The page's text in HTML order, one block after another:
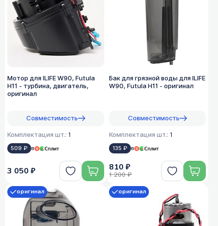
Мотор для ILIFE W90, Futula
H11 - турбина, двигатель,
оригинал
Совместимость
Комплектация шт.: 1
509 ₽ в
3 050 ₽
Бак для грязной воды для ILIFE
W90, Futula H11 - оригинал
Совместимость
Комплектация шт.: 1
135 ₽ в
810 ₽
1 200 ₽
оригинал оригинал